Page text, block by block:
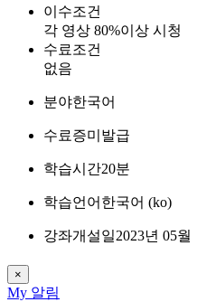
이수조건
각 영상 80%이상 시청
수료조건
없음
분야한국어
수료증미발급
학습시간20분
학습언어 한국어 ‎(ko)‎
강좌개설일2023년 05월
×
My 알림